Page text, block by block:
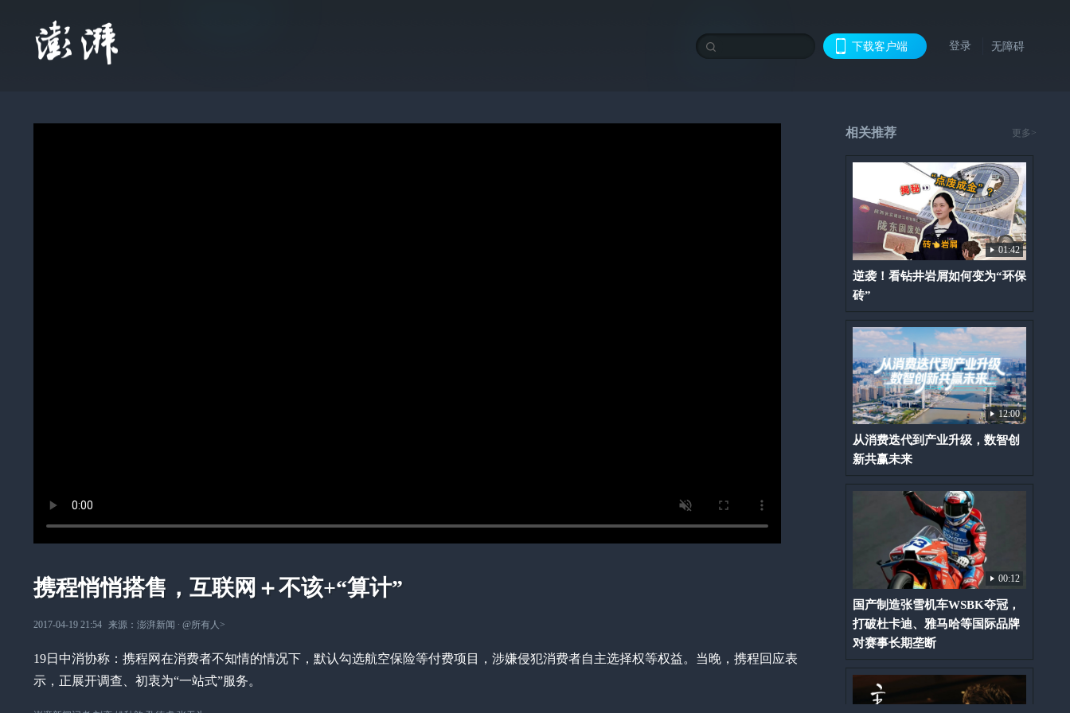
下载客户端 登录 无障碍
携程悄悄搭售，互联网＋不该+“算计”
2017-04-19 21:54 来源： 澎湃新闻 ∙ @所有人 >
19日中消协称：携程网在消费者不知情的情况下，默认勾选航空保险等付费项目，涉嫌侵犯消费者自主选择权等权益。当晚，携程回应表
示，正展开调查、初衷为“一站式”服务。
相关推荐 更多>
01:42
逆袭！看钻井岩屑如何变为“环保
砖”
12:00
从消费迭代到产业升级，数智创
新共赢未来
00:12
国产制造张雪机车WSBK夺冠，
打破杜卡迪、雅马哈等国际品牌
对赛事长期垄断